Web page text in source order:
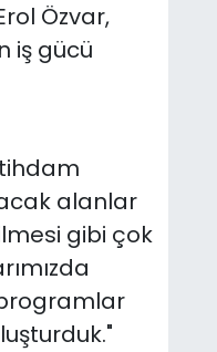
Özvar,
iş gücü
alanlar
gibi çok